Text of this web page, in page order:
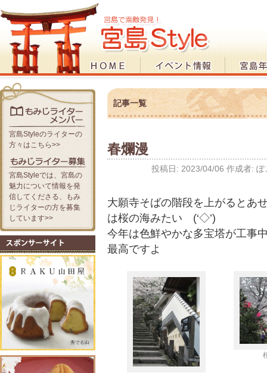
記事一覧
春爛漫
投稿日: 2023/04/06 作成者: ぽ
大願寺そばの階段を上がるとあ
は桜の海みたい (‘◇’)ゞ
今年は色鮮やかな多宝塔が工
最高ですよ
宮島Styleのライターの
方々はこちら>>
宮島Styleでは、宮島の
魅力について情報を発
信してくださる、もみ
じライターの方を募集
しています>>